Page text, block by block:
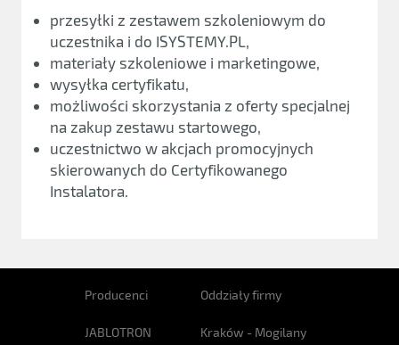
przesyłki z zestawem szkoleniowym do
uczestnika i do ISYSTEMY.PL,
materiały szkoleniowe i marketingowe,
wysyłka certyfikatu,
możliwości skorzystania z oferty specjalnej
na zakup zestawu startowego,
uczestnictwo w akcjach promocyjnych
skierowanych do Certyfikowanego
Instalatora.
Producenci
JABLOTRON
Oddziały firmy
Kraków - Mogilany